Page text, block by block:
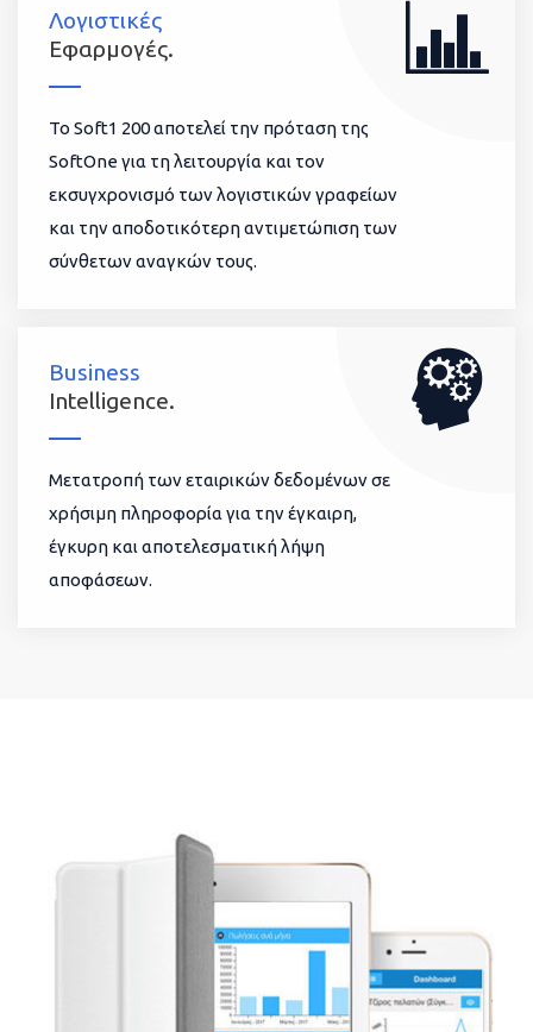
Λογιστικές
Εφαρμογές.
To Soft1 200 αποτελεί την πρόταση της
SoftOne για τη λειτουργία και τον
εκσυγχρονισμό των λογιστικών γραφείων
και την αποδοτικότερη αντιμετώπιση των
σύνθετων αναγκών τους.
Business
Intelligence.
Μετατροπή των εταιρικών δεδομένων σε
χρήσιμη πληροφορία για την έγκαιρη,
έγκυρη και αποτελεσματική λήψη
αποφάσεων.